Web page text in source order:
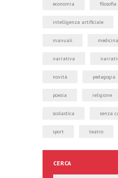
economia filosofia
intelligenza artificiale
manuali
narrativa
novità pedagogia
poesia religione
scolastica senza
sport teatro
CERCA